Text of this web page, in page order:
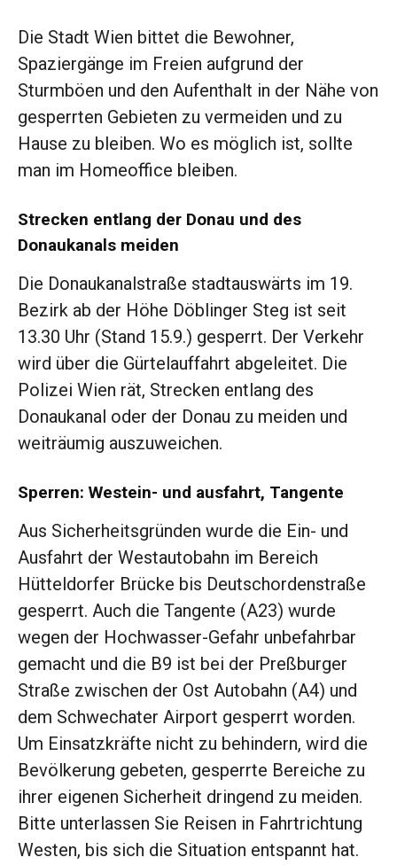
Die Stadt Wien bittet die Bewohner,
Spaziergänge im Freien aufgrund der
Sturmböen und den Aufenthalt in der Nähe von
gesperrten Gebieten zu vermeiden und zu
Hause zu bleiben. Wo es möglich ist, sollte
man im Homeoffice bleiben.
Strecken entlang der Donau und des
Donaukanals meiden
Die Donaukanalstraße stadtauswärts im 19.
Bezirk ab der Höhe Döblinger Steg ist seit
13.30 Uhr (Stand 15.9.) gesperrt. Der Verkehr
wird über die Gürtelauffahrt abgeleitet. Die
Polizei Wien rät, Strecken entlang des
Donaukanal oder der Donau zu meiden und
weiträumig auszuweichen.
Sperren: Westein- und ausfahrt, Tangente
Aus Sicherheitsgründen wurde die Ein- und
Ausfahrt der Westautobahn im Bereich
Hütteldorfer Brücke bis Deutschordenstraße
gesperrt. Auch die Tangente (A23) wurde
wegen der Hochwasser-Gefahr unbefahrbar
gemacht und die B9 ist bei der Preßburger
Straße zwischen der Ost Autobahn (A4) und
dem Schwechater Airport gesperrt worden.
Um Einsatzkräfte nicht zu behindern, wird die
Bevölkerung gebeten, gesperrte Bereiche zu
ihrer eigenen Sicherheit dringend zu meiden.
Bitte unterlassen Sie Reisen in Fahrtrichtung
Westen, bis sich die Situation entspannt hat.